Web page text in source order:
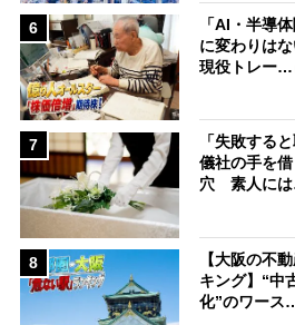
6
「AI・半導
に変わりは
現役トレー…
7
「失敗する
儀社の手を
穴 素人に
8
【大阪の不
キング】“中
化”のワース